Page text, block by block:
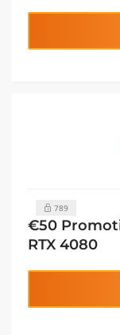
789
€50
RTX 4080